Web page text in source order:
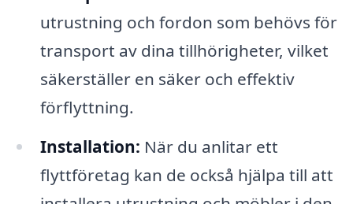
utrustning och fordon som behövs för
transport av dina tillhörigheter, vilket
säkerställer en säker och effektiv
förflyttning.
Installation: När du anlitar ett
flyttföretag kan de också hjälpa till att